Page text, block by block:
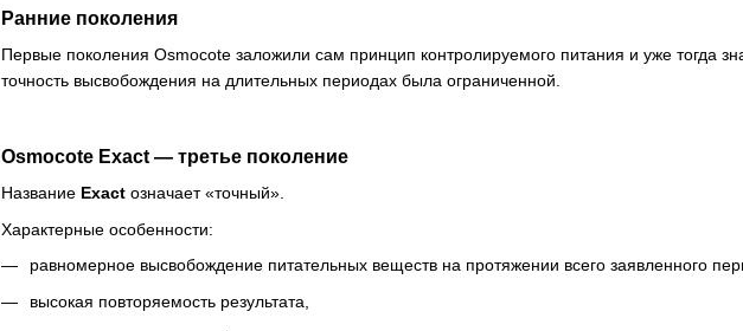
Ранние поколения
Первые поколения Osmocote заложили сам принцип контролируемого питания и уже тогда
точность высвобождения на длительных периодах была ограниченной.
Osmocote Exact — третье поколение
Название Exact означает «точный».
Характерные особенности:
равномерное высвобождение питательных веществ на протяжении всего заявленного
высокая повторяемость результата,